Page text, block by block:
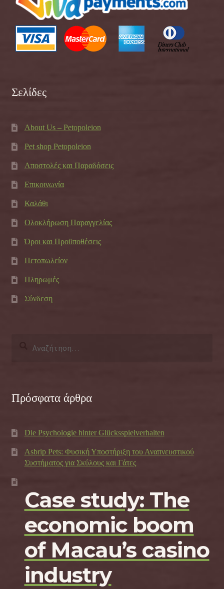
Σελίδες
About Us – Petopoleion
Pet shop Petopoleion
Αποστολές και Παραδόσεις
Επικοινωνία
Καλάθι
Ολοκλήρωση Παραγγελίας
Όροι και Προϋποθέσεις
Πετοπωλείον
Πληρωμές
Σύνδεση
Πρόσφατα άρθρα
Die Psychologie hinter Glücksspielverhalten
Asbrip Pets: Φυσική Υποστήριξη του Αναπνευστικού
Συστήματος για Σκύλους και Γάτες
Case study: The
economic boom
of Macau’s casino
industry